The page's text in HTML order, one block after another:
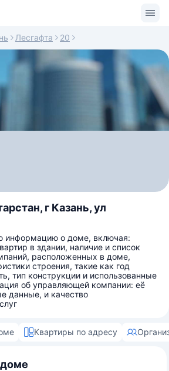
Лесгафта 20
г Казань, ул
информацию о доме, включая:
в здании, наличие и список
расположенных в доме,
строения, такие как год
тип конструкции и использованные
об управляющей компании: её
данные, и качество
Квартиры по адресу